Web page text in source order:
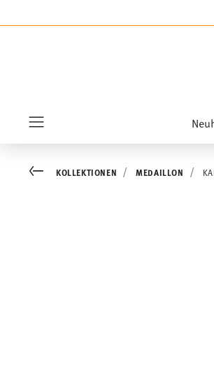
auf die Neuheiten
Go backKOLLEKTIONEN MEDAILLON